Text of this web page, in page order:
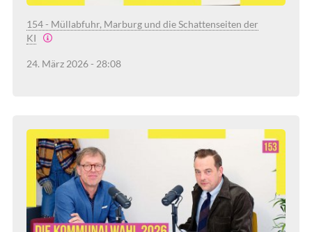
154 - Müllabfuhr, Marburg und die Schattenseiten der
KI
24. März 2026 - 28:08